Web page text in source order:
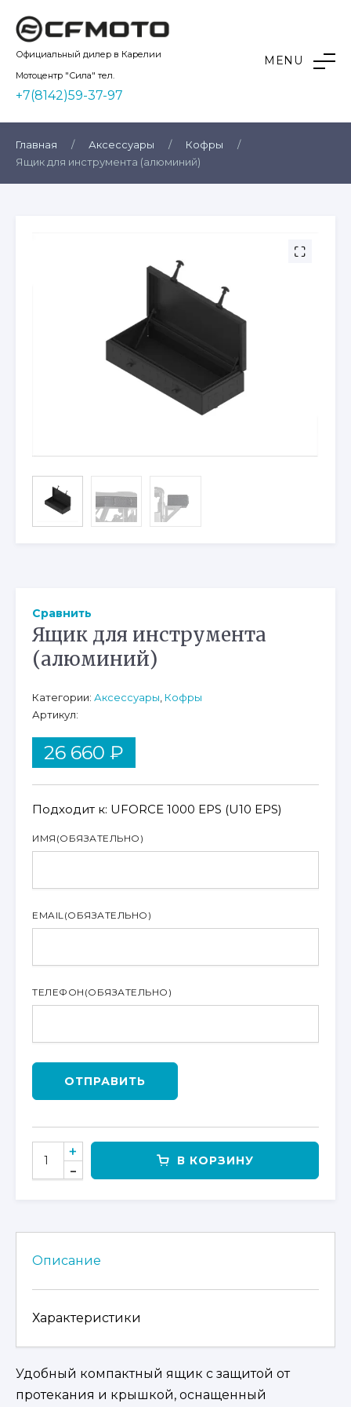
content
Kvadro10
Официальный дилер в Карелии
Мотоцентр "Сила" тел.
+7(8142)59-37-97
MENU
Главная / Аксессуары / Кофры
/
Ящик для инструмента (алюминий)
Ящик для инструмента
(алюминий)
26 660 ₽
Подходит к: UFORCE 1000 EPS (U10 EPS)
ИМЯ (ОБЯЗАТЕЛЬНО)
EMAIL(ОБЯЗАТЕЛЬНО)
ТЕЛЕФОН (ОБЯЗАТЕЛЬНО)
ОТПРАВИТЬ
КОЛИЧЕСТВО
ТОВАРА
(АЛЮМИНИЙ)
В КОРЗИНУ
Сравнить
Категории: Аксессуары, Кофры
Артикул:
Описание
Характеристики
Удобный компактный ящик с защитой от
протекания и крышкой, оснащенный